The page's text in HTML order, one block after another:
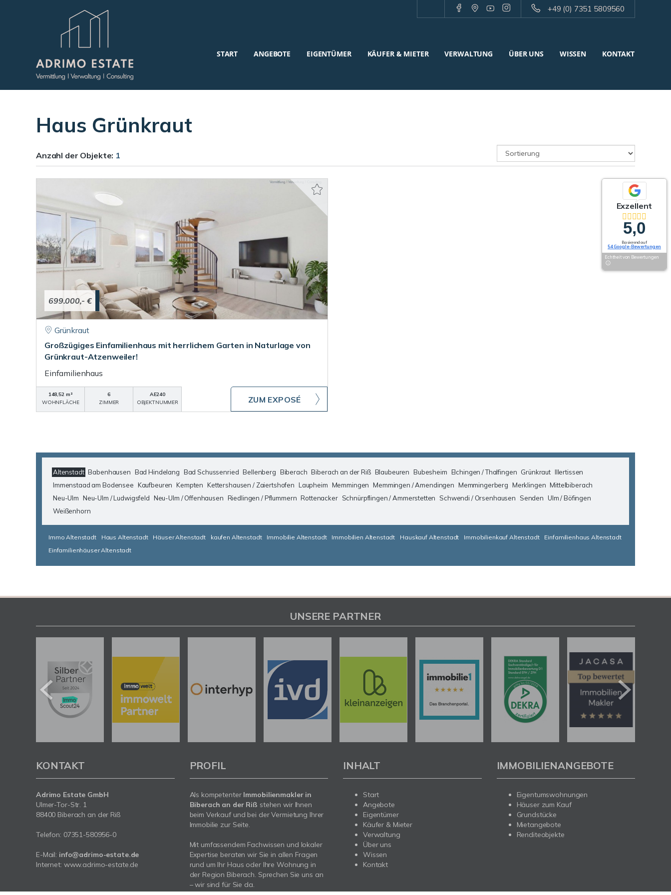
+49 (0) 7351 5809560
START ANGEBOTE EIGENTÜMER KÄUFER & MIETER VERWALTUNG ÜBER UNS WISSEN KONTAKT
Haus Grünkraut
Anzahl der Objekte: 1
699.000,- €
Grünkraut
Großzügiges Einfamilienhaus mit herrlichem Garten in Naturlage von
Grünkraut-Atzenweiler!
Einfamilienhaus
148,52 m²
WOHNFLÄCHE
6
ZIMMER
AE240
OBJEKTNUMMER
ZUM EXPOSÉ
Altenstadt Babenhausen Bad Hindelang Bad Schussenried Bellenberg Biberach Biberach an der Riß Blaubeuren Bubesheim Elchingen / Thalfingen Grünkraut Illertissen
Immenstaad am Bodensee Kaufbeuren Kempten Kettershausen / Zaiertshofen Laupheim Memmingen Memmingen / Amendingen Memmingerberg Merklingen Mittelbiberach
Neu-Ulm Neu-Ulm / Ludwigsfeld Neu-Ulm / Offenhausen Riedlingen / Pflummern Rottenacker Schnürpflingen / Ammerstetten Schwendi / Orsenhausen Senden Ulm / Böfingen
Weißenhorn
Immo Altenstadt Haus Altenstadt Häuser Altenstadt kaufen Altenstadt Immobilie Altenstadt Immobilien Altenstadt Hauskauf Altenstadt Immobilienkauf Altenstadt
Einfamilienhaus Altenstadt
Einfamilienhäuser Altenstadt
Exzellent
5,0
Basierend auf
54 Google-Bewertungen
Echtheit von Bewertungen
UNSERE PARTNER
KONTAKT
Adrimo Estate GmbH
Ulmer-Tor-Str. 1
88400 Biberach an der Riß
Telefon: 07351-580956-0
E-Mail: info@adrimo-estate.de
Internet: www.adrimo-estate.de
PROFIL
Als kompetenter Immobilienmakler in
Biberach an der Riß stehen wir Ihnen
beim Verkauf und bei der Vermietung Ihrer
Immobilie zur Seite.
Mit umfassendem Fachwissen und lokaler
Expertise beraten wir Sie in allen Fragen
rund um Ihr Haus oder Ihre Wohnung in
der Region Biberach. Sprechen Sie uns an
– wir sind für Sie da.
INHALT
Start
Angebote
Eigentümer
Käufer & Mieter
Verwaltung
Über uns
Wissen
Kontakt
IMMOBILIENANGEBOTE
Eigentumswohnungen
Häuser zum Kauf
Grundstücke
Mietangebote
Renditeobjekte